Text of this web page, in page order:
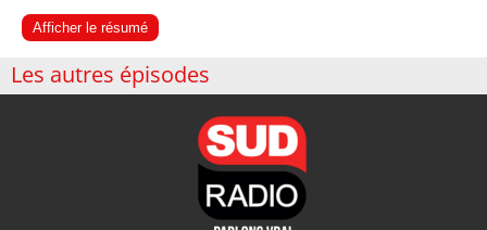
Afficher le résumé
Les autres épisodes